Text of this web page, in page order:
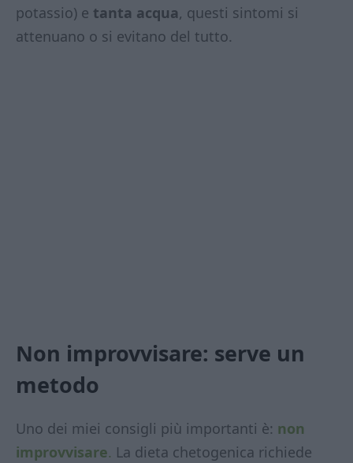
potassio) e tanta acqua, questi sintomi si
attenuano o si evitano del tutto.
Non improvvisare: serve un
metodo
Uno dei miei consigli più importanti è: non
improvvisare. La dieta chetogenica richiede